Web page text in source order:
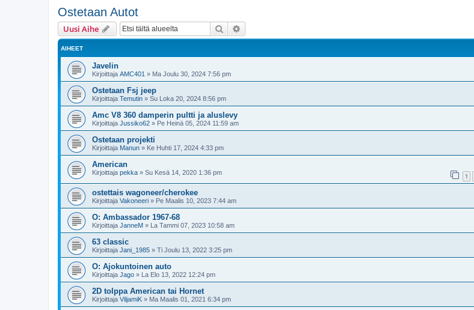
Ostetaan Autot
Uusi Aihe Etsi
AIHEET
Javelin
Kirjoittaja AMC401 » Ma Joulu 30, 2024 7:56 pm
Ostetaan Fsj jeep
Kirjoittaja Temutin » Su Loka 20, 2024 8:56 pm
Amc V8 360 damperin pultti ja aluslevy
Kirjoittaja Jussiko62 » Pe Heinä 05, 2024 11:59 am
Ostetaan projekti
Kirjoittaja Manun » Ke Huhti 17, 2024 4:33 pm
American
Kirjoittaja pekka » Su Kesä 14, 2020 1:36 pm 1
ostettais wagoneer/cherokee
Kirjoittaja Vakoneeri » Pe Maalis 10, 2023 7:44 am
O: Ambassador 1967-68
Kirjoittaja JanneM » La Tammi 07, 2023 10:58 am
63 classic
Kirjoittaja Jani_1985 » Ti Joulu 13, 2022 3:25 pm
O: Ajokuntoinen auto
Kirjoittaja Jago » La Elo 13, 2022 12:24 pm
2D tolppa American tai Hornet
Kirjoittaja ViljamiK » Ma Maalis 01, 2021 6:34 pm